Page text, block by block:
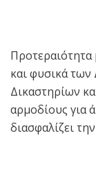
Προτεραιότητα
και φυσικά
Δικαστηρίων
αρμοδίους για
διασφαλίζει